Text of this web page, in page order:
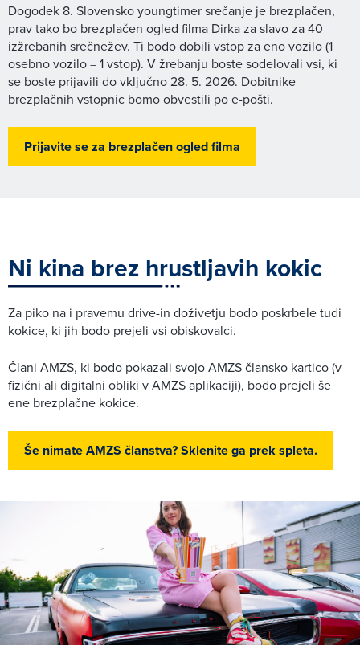
Dogodek 8. Slovensko youngtimer srečanje je brezplačen,
prav tako bo brezplačen ogled filma Dirka za slavo za 40
izžrebanih srečnežev. Ti bodo dobili vstop za eno vozilo (1
osebno vozilo = 1 vstop). V žrebanju boste sodelovali vsi, ki
se boste prijavili do vključno 28. 5. 2026. Dobitnike
brezplačnih vstopnic bomo obvestili po e-pošti.
Prijavite se za brezplačen ogled filma
Ni kina brez hrustljavih kokic
Za piko na i pravemu drive-in doživetju bodo poskrbele tudi
kokice, ki jih bodo prejeli vsi obiskovalci.
Člani AMZS, ki bodo pokazali svojo AMZS člansko kartico (v
fizični ali digitalni obliki v AMZS aplikaciji), bodo prejeli še
ene brezplačne kokice.
Še nimate AMZS članstva? Sklenite ga prek spleta.